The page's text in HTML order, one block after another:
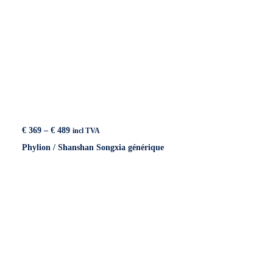
€ 369 – € 489Price
€ 369
incl TVA
Phylion / Shanshan Songxia générique